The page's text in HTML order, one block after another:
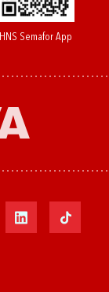
HNS Semafor App